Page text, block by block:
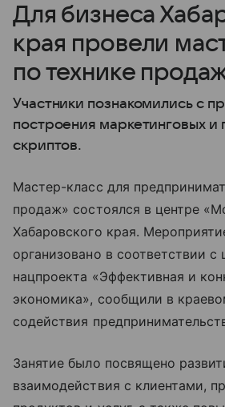
Для бизнеса
края провели
по технике
Участники познакомились с
построения маркетинговых
скриптов.
Мастер-класс для
продаж» состоялся в центре
Хабаровского края.
организовано в соответствии с
нацпроекта «Эффективная и
экономика», сообщили в
содействия
Занятие было посвящено
взаимодействия с клиентами,